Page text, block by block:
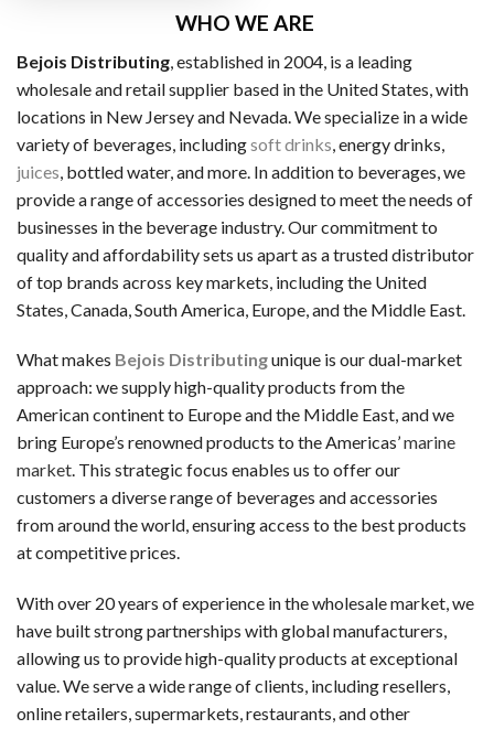
WHO WE ARE
Bejois Distributing , established in 2004, is a leading
wholesale and retail supplier based in the United States, with
locations in New Jersey and Nevada. We specialize in a wide
variety of beverages, includingsoft drinks , energy drinks,
juices , bottled water, and more. In addition to beverages, we
provide a range of accessories designed to meet the needs of
businesses in the beverage industry. Our commitment to
quality and affordability sets us apart as a trusted distributor
of top brands across key markets, including the United
States, Canada, South America, Europe, and the Middle East.
What makes Bejois Distributingunique is our dual-market
approach: we supply high-quality products from the
American continent to Europe and the Middle East, and we
bring Europe’s renowned products to the Americas’marine
market. This strategic focus enables us to offer our
customers a diverse range of beverages and accessories
from around the world, ensuring access to the best products
at competitive prices.
With over 20 years of experience in the wholesale market, we
have built strong partnerships with global manufacturers,
allowing us to provide high-quality products at exceptional
value. We serve a wide range of clients, including resellers,
online retailers, supermarkets, restaurants, and other
ビットコイン・Ethereum（仮想通貨）
一般的な電子決済手段：
EcoPayz
Neteller
アイウォレット
スクリル
マッチベター
カジノ特典の種類
ラッキーTAROが紹介するカジノには、いろいろなボーナス
ノーデポジットボーナス
新規登録するだけで、入金不要でもらえるボーナスです。
ウェルカムボーナス（デポジット特典）
最初の入金時に一般的に提供されるボーナスです。チャー
スピンボーナス
キャッシュバックボーナス
失敗した場合でも、損失の一部が戻ってくるオファーです
VIP・ハイローラー・ハイローラー